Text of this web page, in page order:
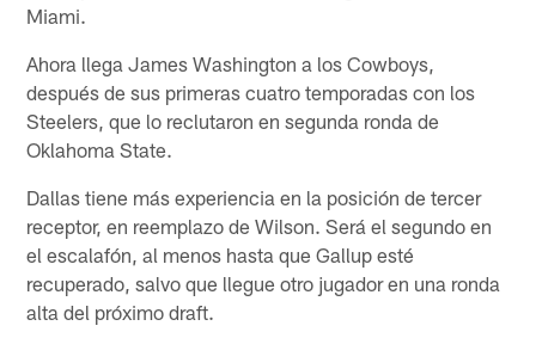
Miami.
Ahora llega James Washington a los Cowboys,
después de sus primeras cuatro temporadas con los
Steelers, que lo reclutaron en segunda ronda de
Oklahoma State.
Dallas tiene más experiencia en la posición de tercer
receptor, en reemplazo de Wilson. Será el segundo en
el escalafón, al menos hasta que Gallup esté
recuperado, salvo que llegue otro jugador en una ronda
alta del próximo draft.